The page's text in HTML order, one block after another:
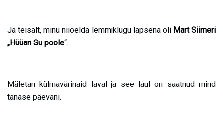
Ja teisalt, minu niiöelda lemmiklugu lapsena oli Mart Siimeri
„Hüüan Su poole“.
Mäletan külmavärinaid laval ja see laul on saatnud mind
tänase päevani.